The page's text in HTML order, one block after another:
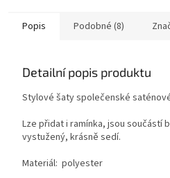
Popis Podobné (8)
Detailní popis produktu
Stylové šaty společenské
Lze přidat i ramínka, jsou součástí
vystužený, krásně sedí.
Materiál: polyester